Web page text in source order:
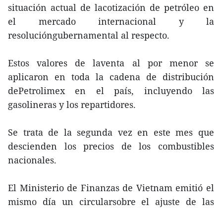
situación actual de lacotización de petróleo en
el mercado internacional y la
resolucióngubernamental al respecto.
Estos valores de laventa al por menor se
aplicaron en toda la cadena de distribución
dePetrolimex en el país, incluyendo las
gasolineras y los repartidores.
Se trata de la segunda vez en este mes que
descienden los precios de los combustibles
nacionales.
El Ministerio de Finanzas de Vietnam emitió el
mismo día un circularsobre el ajuste de las